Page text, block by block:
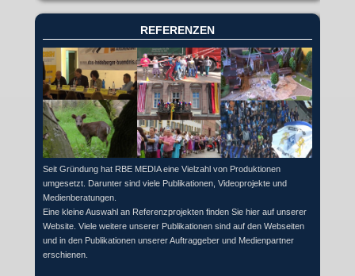
REFERENZEN
Seit Gründung hat RBE MEDIA eine Vielzahl von Produktionen
umgesetzt. Darunter sind viele Publikationen, Videoprojekte und
Medienberatungen.
Eine kleine Auswahl an Referenzprojekten finden Sie hier auf unserer
Website. Viele weitere unserer Publikationen sind auf den Webseiten
und in den Publikationen unserer Auftraggeber und Medienpartner
erschienen.